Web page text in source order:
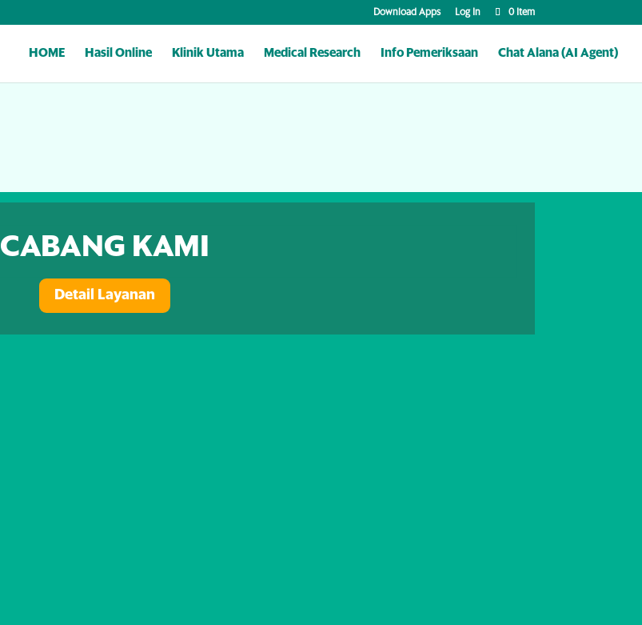
Download Apps Log In 0 Item
HOME Hasil Online Klinik Utama Medical Research Info Pemeriksaan Chat Alana (AI Agent)
CABANG KAMI
Detail Layanan